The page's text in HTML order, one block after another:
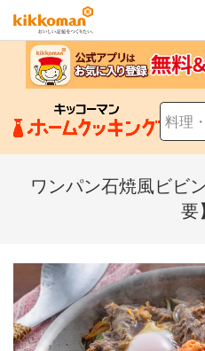
ワンパン石焼風ビビ
要